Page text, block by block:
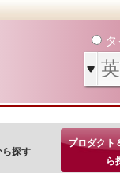
探す
プロダクト
ら